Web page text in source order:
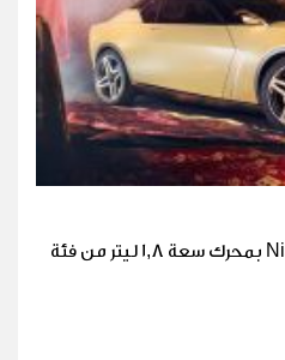
يُرجّح أن تزوّد سيارة Nissan IDx بمحرك سعة 1,8 ليتر من فئة